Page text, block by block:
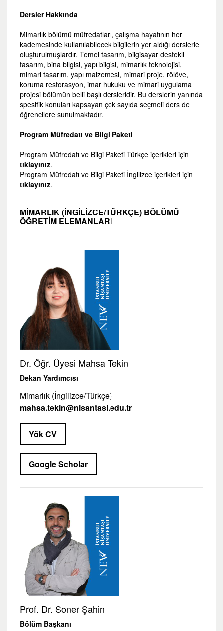
Dersler Hakkında
Mimarlık bölümü müfredatları, çalışma hayatının her
kademesinde kullanılabilecek bilgilerin yer aldığı derslerle
oluşturulmuşlardır. Temel tasarım, bilgisayar destekli
tasarım, bina bilgisi, yapı bilgisi, mimarlık teknolojisi,
mimari tasarım, yapı malzemesi, mimari proje, rölöve,
koruma restorasyon, imar hukuku ve mimari uygulama
projesi bölümün belli başlı dersleridir. Bu derslerin yanında
spesifik konuları kapsayan çok sayıda seçmeli ders de
öğrencilere sunulmaktadır.
Program Müfredatı ve Bilgi Paketi
Program Müfredatı ve Bilgi Paketi Türkçe içerikleri için
tıklayınız.
Program Müfredatı ve Bilgi Paketi İngilizce içerikleri için
tıklayınız.
MIMARLIK (İNGILIZCE/TÜRKÇE) BÖLÜMÜ
ÖĞRETİM ELEMANLARI
Dr. Öğr. Üyesi Mahsa Tekin
Dekan Yardımcısı
Mimarlık (İngilizce/Türkçe)
mahsa.tekin@nisantasi.edu.tr
Yök CV
Google Scholar
Prof. Dr. Soner Şahin
Bölüm Başkanı